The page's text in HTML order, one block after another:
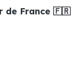
de France 🇫🇷